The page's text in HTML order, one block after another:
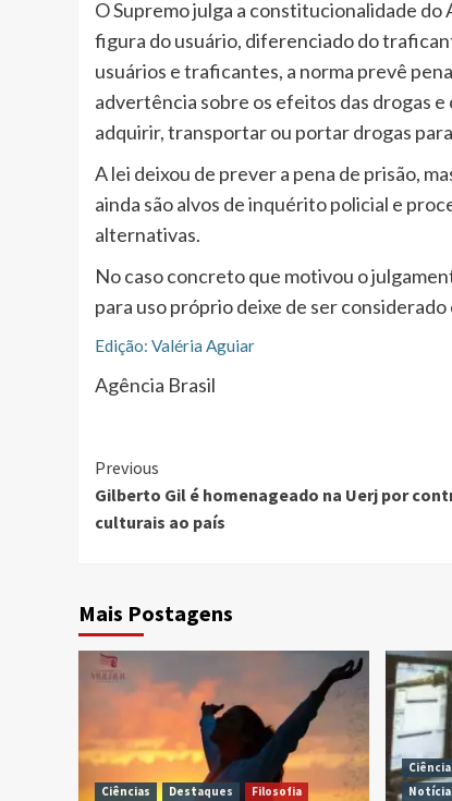
O Supremo julga a constitucionalidade
figura do usuário, diferenciado do
usuários e traficantes, a norma prevê
advertência sobre os efeitos das drogas
adquirir, transportar ou portar drogas
A lei deixou de prever a pena de prisão,
ainda são alvos de inquérito policial e
alternativas.
No caso concreto que motivou o
para uso próprio deixe de ser
Edição: Valéria Aguiar
Agência Brasil
Continue
Reading
Previous
Gilberto Gil é homenageado na Uerj por
culturais ao país
Mais Postagens
Ciências Destaques
Filosofia